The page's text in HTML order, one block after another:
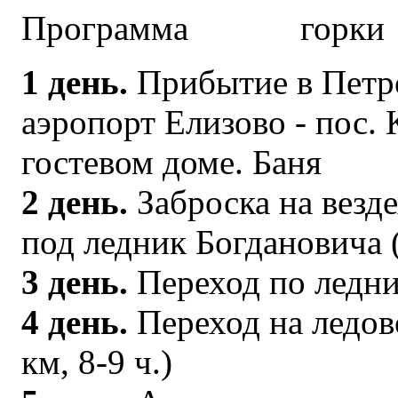
Программа
1 день. Прибытие в
аэропорт Елизово - пос.
гостевом доме. Баня
2 день. Заброска на
под ледник
3 день. Переход по
4 день. Переход на
км, 8-9 ч.)